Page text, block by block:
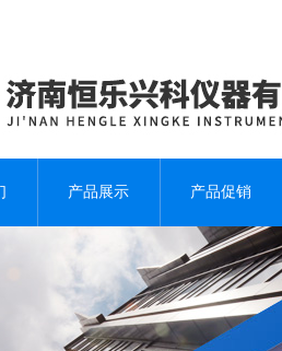
产品展示 产品促销